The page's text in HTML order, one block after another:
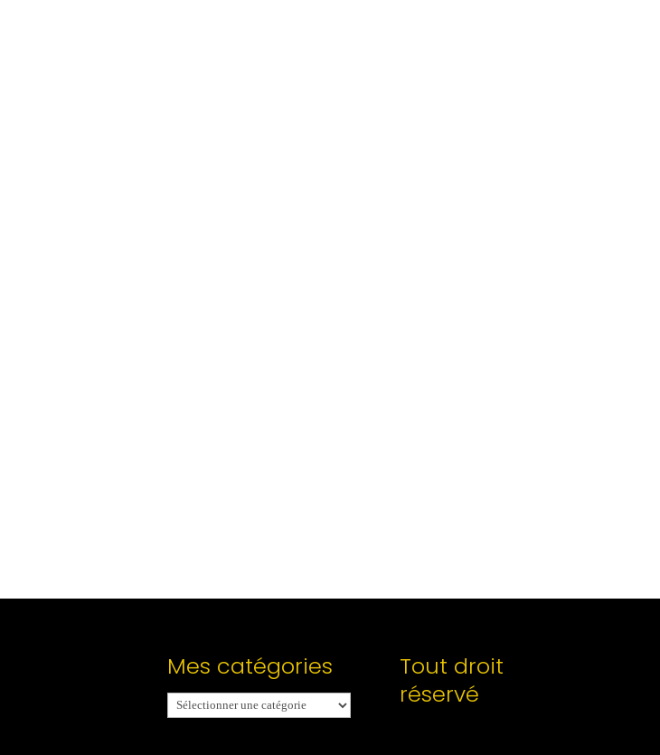
Mes catégories
Mes
catégories
Tout droit
réservé